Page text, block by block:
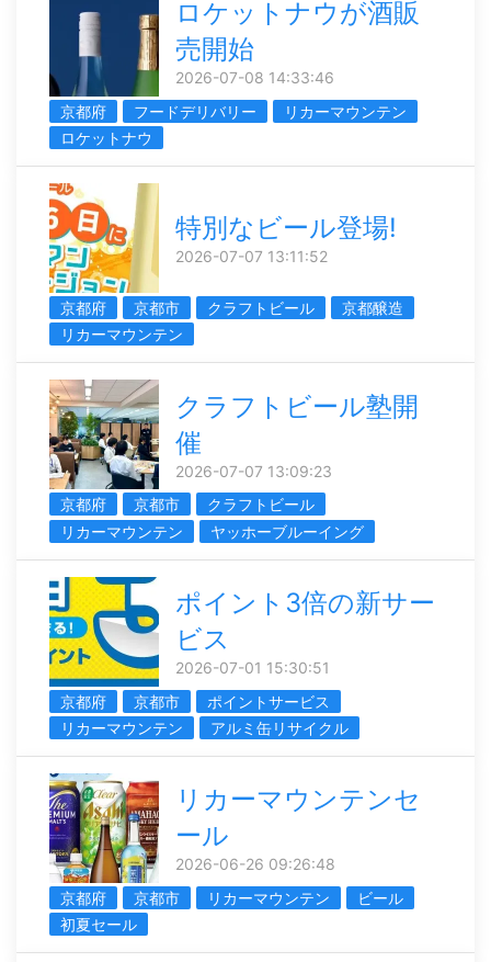
ロケットナウが酒販
売開始
2026-07-08 14:33:46
京都府
フードデリバリー
リカーマウンテン
ロケットナウ
特別なビール登場!
2026-07-07 13:11:52
京都府 京都市 クラフトビール
京都醸造
リカーマウンテン
クラフトビール塾開
催
2026-07-07 13:09:23
京都府
京都市
クラフトビール
リカーマウンテン
ヤッホーブルーイング
ポイント3倍の新サー
ビス
2026-07-01 15:30:51
京都府
京都市
ポイントサービス
リカーマウンテン
アルミ缶リサイクル
リカーマウンテンセ
ール
2026-06-26 09:26:48
京都府
京都市 リカーマウンテン
ビール
初夏セール